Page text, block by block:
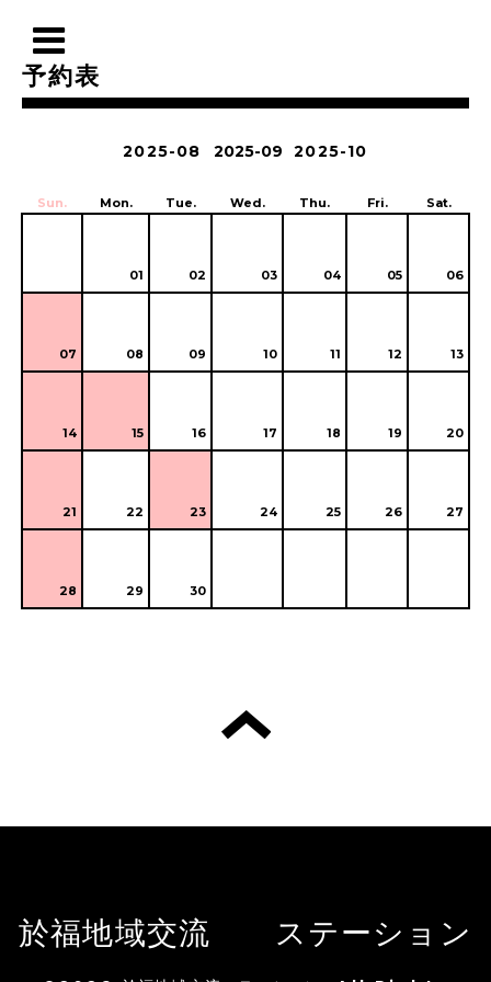
予約表
2025-08 2025-09 2025-10
Sun. Mon. Tue. Wed. Thu. Fri. Sat.
01 02 03 04 05 06
07 08 09 10 11 12 13
14 15 16 17 18 19 20
21 22 23 24 25 26 27
28 29 30
於福地域交流 ステーション